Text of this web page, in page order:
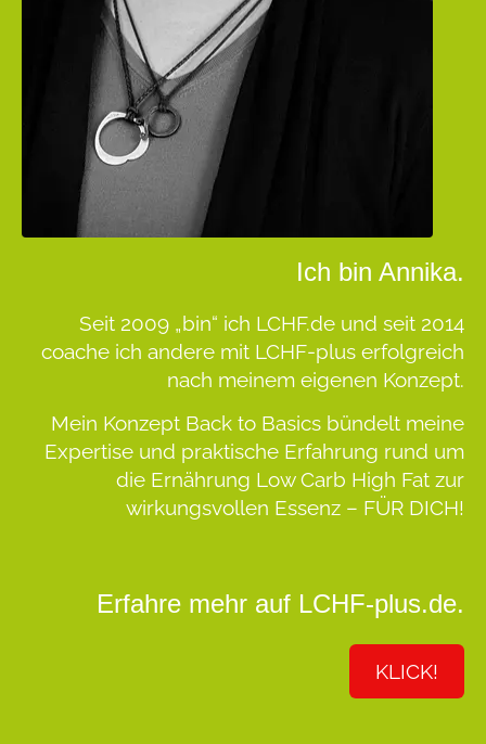
Ich bin Annika.
Seit 2009 „bin“ ich LCHF.de und seit 2014
coache ich andere mit LCHF-plus erfolgreich
nach meinem eigenen Konzept.
Mein Konzept Back to Basics bündelt meine
Expertise und praktische Erfahrung rund um
die Ernährung Low Carb High Fat zur
wirkungsvollen Essenz – FÜR DICH!
Erfahre mehr auf LCHF-plus.de.
KLICK!